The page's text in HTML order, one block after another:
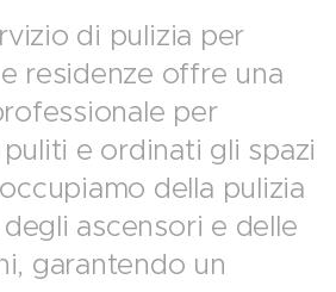
di pulizia per
residenze offre una
per
e ordinati gli spazi
della pulizia
ascensori e delle
garantendo un